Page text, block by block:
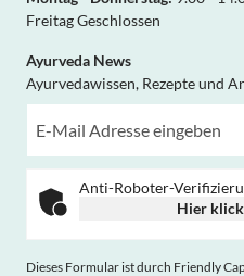
Freitag Geschlossen
Ayurveda News
Ayurvedawissen, Rezepte und
Anti-Roboter-
Hier
Dieses Formular ist durch Friendly